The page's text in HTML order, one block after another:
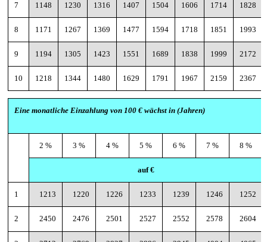
7 1148 1230 1316 1407 1504 1606 1714 1828
8 1171 1267 1369 1477 1594 1718 1851 1993
9 1194 1305 1423 1551 1689 1838 1999 2172
10 1218 1344 1480 1629 1791 1967 2159 2367
Eine monatliche Einzahlung von 100 € wächst in (Jahren)
2 % 3 % 4 % 5 % 6 % 7 % 8 %
auf €
1 1213 1220 1226 1233 1239 1246 1252
2 2450 2476 2501 2527 2552 2578 2604